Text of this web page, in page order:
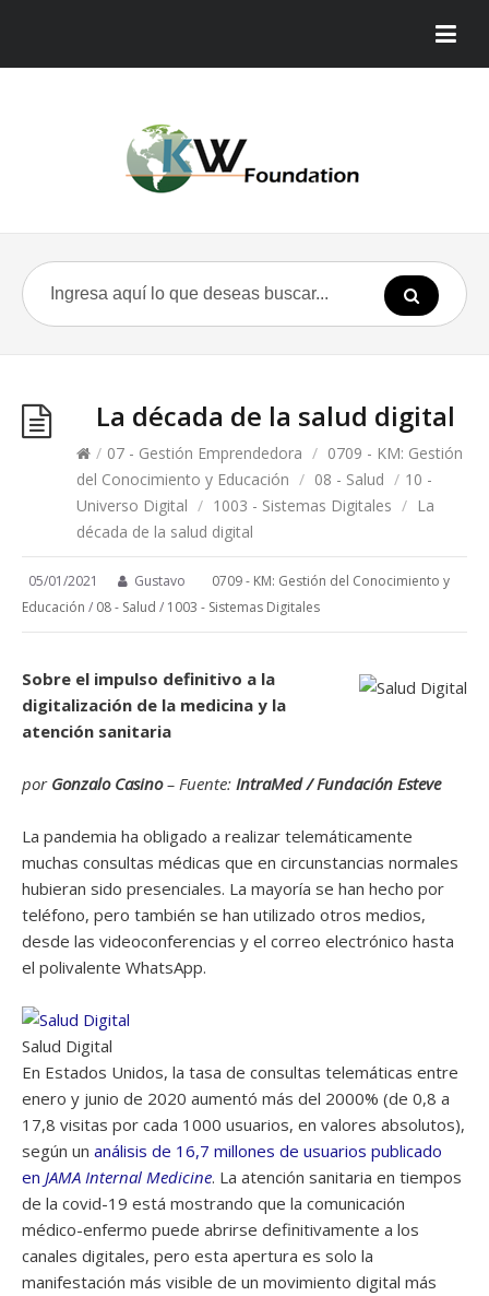
La década de la salud digital
/ 07 - Gestión Emprendedora / 0709 - KM: Gestión
del Conocimiento y Educación / 08 - Salud / 10 -
Universo Digital / 1003 - Sistemas Digitales / La
década de la salud digital
05/01/2021 Gustavo
0709 - KM: Gestión del Conocimiento y
Educación / 08 - Salud / 1003 - Sistemas Digitales
Sobre el impulso definitivo a la
digitalización de la medicina y la
atención sanitaria
por Gonzalo Casino– Fuente: IntraMed / Fundación Esteve
La pandemia ha obligado a realizar telemáticamente
muchas consultas médicas que en circunstancias normales
hubieran sido presenciales. La mayoría se han hecho por
teléfono, pero también se han utilizado otros medios,
desde las videoconferencias y el correo electrónico hasta
el polivalente WhatsApp.
Salud Digital
En Estados Unidos, la tasa de consultas telemáticas entre
enero y junio de 2020 aumentó más del 2000% (de 0,8 a
17,8 visitas por cada 1000 usuarios, en valores absolutos),
según un análisis de 16,7 millones de usuarios publicado
en JAMA Internal Medicine. La atención sanitaria en tiempos
de la covid-19 está mostrando que la comunicación
médico-enfermo puede abrirse definitivamente a los
canales digitales, pero esta apertura es solo la
manifestación más visible de un movimiento digital más